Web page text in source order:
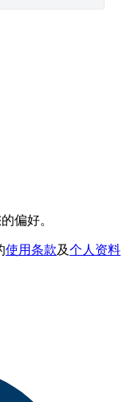
偏好。
使用条款及个人资料